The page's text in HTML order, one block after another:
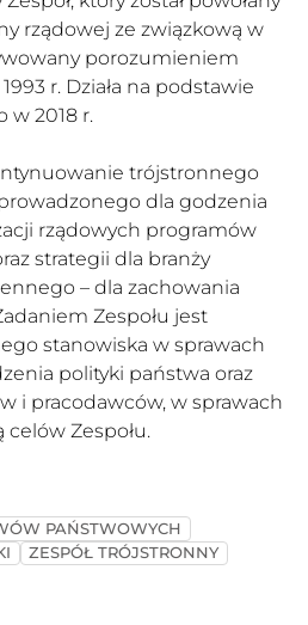
rządowej ze związkową w
porozumieniem
r. Działa na podstawie
w 2018 r.
trójstronnego
dla godzenia
rządowych programów
strategii dla branży
– dla zachowania
Zespołu jest
stanowiska w sprawach
polityki państwa oraz
i pracodawców, w sprawach
celów Zespołu.
PAŃSTWOWYCH
ZESPÓŁ TRÓJSTRONNY